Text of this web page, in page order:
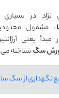
در
، مشمول
یعنی
سگشناخته
نگهداری از سگ